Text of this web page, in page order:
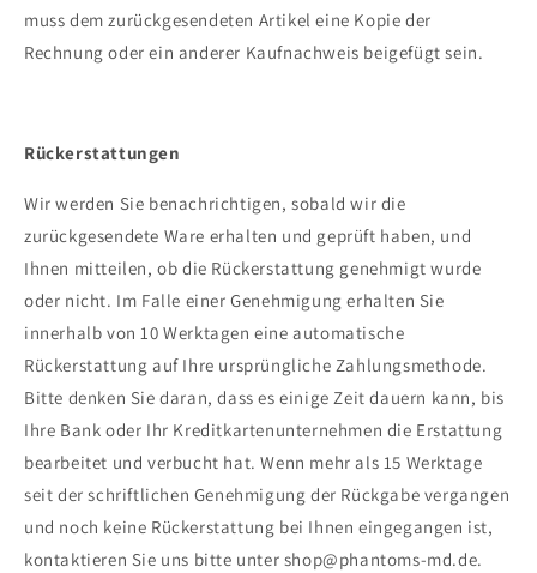
muss dem zurückgesendeten Artikel eine Kopie der
Rechnung oder ein anderer Kaufnachweis beigefügt sein.
Rückerstattungen
Wir werden Sie benachrichtigen, sobald wir die
zurückgesendete Ware erhalten und geprüft haben, und
Ihnen mitteilen, ob die Rückerstattung genehmigt wurde
oder nicht. Im Falle einer Genehmigung erhalten Sie
innerhalb von 10 Werktagen eine automatische
Rückerstattung auf Ihre ursprüngliche Zahlungsmethode.
Bitte denken Sie daran, dass es einige Zeit dauern kann, bis
Ihre Bank oder Ihr Kreditkartenunternehmen die Erstattung
bearbeitet und verbucht hat. Wenn mehr als 15 Werktage
seit der schriftlichen Genehmigung der Rückgabe vergangen
und noch keine Rückerstattung bei Ihnen eingegangen ist,
kontaktieren Sie uns bitte unter shop@phantoms-md.de.